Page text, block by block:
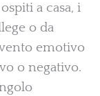
a casa, i
o da
emotivo
o negativo.